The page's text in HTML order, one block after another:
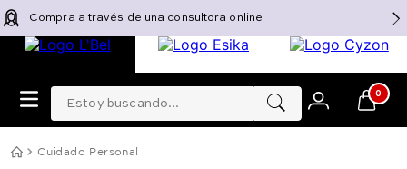
Compra a través de una consultora online
Estoy buscando... 0
Cuidado Personal